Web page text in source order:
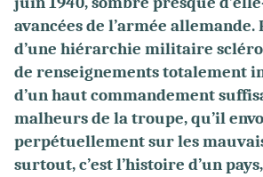
avancées de l’armée allemande.
d’une hiérarchie militaire
de renseignements totalement
d’un haut commandement
malheurs de la troupe, qu’il
perpétuellement sur les
surtout, c’est l’histoire d’un